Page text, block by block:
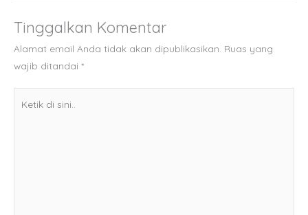
Tinggalkan Komentar
Alamat email Anda tidak akan dipublikasikan. Ruas yang
wajib ditandai *